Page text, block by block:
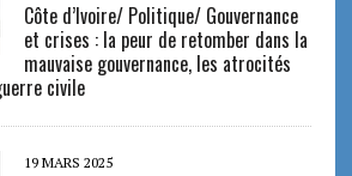
Côte d’Ivoire/ Politique/ Gouvernance
et crises : la peur de retomber dans la
mauvaise gouvernance, les atrocités
civile
19 MARS 2025